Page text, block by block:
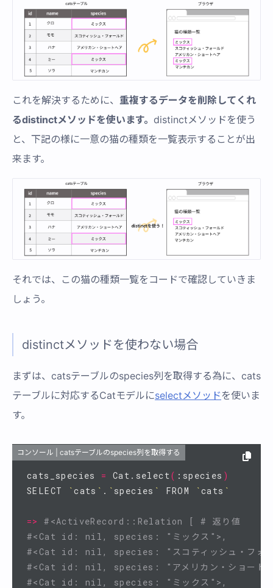
これを解決するために、 重複するデータを削除してくれ
るdistinctメソッドを使います。 distinctメソッドを使う
と、下記の様に一意の猫の種類を一覧表示することが出
来ます。
それでは、この猫の種類一覧をコードで確認していきま
しょう。
distinctメソッドを使わない場合
まずは、catsテーブルのspecies列を取得する為に、cats
テーブルに対応するCatモデルにselectメソッド を使いま
す。
コンソール | catsテーブルのspecies列を取得する
cats_species = Cat.select( :species )
SELECT
`cats ` . ` species ` FROM `cats `
=>
#<ActiveRecord::Relation [ # 返り値
#<Cat id: nil, species: "ミックス">,      #
#<Cat id: nil, species: "スコティッシュ・フォ
#<Cat id: nil, species: "アメリカン・ショート
#<Cat id: nil, species: "ミックス">,      #